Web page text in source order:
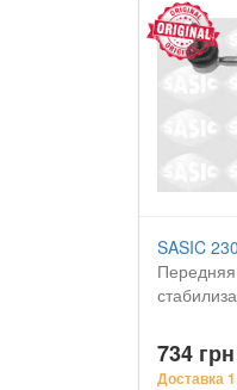
SASIC
734 грн
Доставка